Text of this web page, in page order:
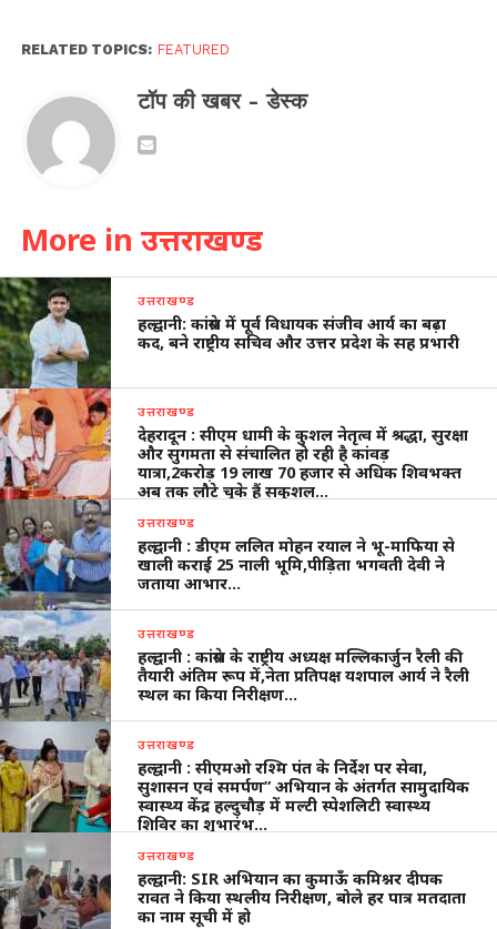
RELATED TOPICS: FEATURED
टॉप की खबर - डेस्क
More in उत्तराखण्ड
उत्तराखण्ड
हल्द्वानी: कांग्रेस में पूर्व विधायक संजीव आर्य का बढ़ा
कद, बने राष्ट्रीय सचिव और उत्तर प्रदेश के सह प्रभारी
उत्तराखण्ड
देहरादून : सीएम धामी के कुशल नेतृत्व में श्रद्धा, सुरक्षा
और सुगमता से संचालित हो रही है कांवड़
यात्रा,2करोड़ 19 लाख 70 हजार से अधिक शिवभक्त
अब तक लौटे चुके हैं सकुशल…
उत्तराखण्ड
हल्द्वानी : डीएम ललित मोहन रयाल ने भू-माफिया से
खाली कराई 25 नाली भूमि,पीड़िता भगवती देवी ने
जताया आभार…
उत्तराखण्ड
हल्द्वानी : कांग्रेस के राष्ट्रीय अध्यक्ष मल्लिकार्जुन रैली की
तैयारी अंतिम रूप में,नेता प्रतिपक्ष यशपाल आर्य ने रैली
स्थल का किया निरीक्षण…
उत्तराखण्ड
हल्द्वानी : सीएमओ रश्मि पंत के निर्देश पर सेवा,
सुशासन एवं समर्पण” अभियान के अंतर्गत सामुदायिक
स्वास्थ्य केंद्र हल्दुचौड़ में मल्टी स्पेशलिटी स्वास्थ्य
शिविर का शुभारंभ…
उत्तराखण्ड
हल्द्वानी: SIR अभियान का कुमाऊँ कमिश्नर दीपक
रावत ने किया स्थलीय निरीक्षण, बोले हर पात्र मतदाता
का नाम सूची में हो